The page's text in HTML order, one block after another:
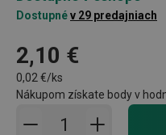
Dostupnév 29 predajniach
2,10 €
0,02 €/ks
Nákupom získate body v
Pridať do košíka -